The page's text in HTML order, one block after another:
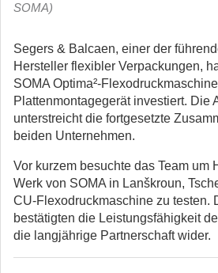
SOMA)
Segers & Balcaen, einer der
Hersteller flexibler Verpackungen,
SOMA Optima²-
Plattenmontagegerät investiert. Die
unterstreicht die fortgesetzte
beiden Unternehmen.
Vor kurzem besuchte das Team um
Werk von SOMA in Lanškroun,
CU-Flexodruckmaschine zu testen.
bestätigten die Leistungsfähigkeit
die langjährige Partnerschaft wider.